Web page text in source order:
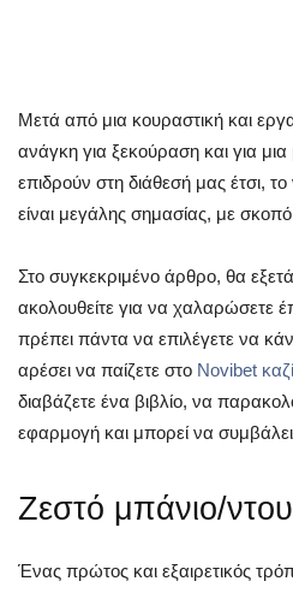
Μετά από μια κουραστική και
ανάγκη για ξεκούραση και για
επιδρούν στη διάθεσή μας έτσι,
είναι μεγάλης σημασίας, με
Στο συγκεκριμένο άρθρο, θα
ακολουθείτε για να χαλαρώσετε
πρέπει πάντα να επιλέγετε να
αρέσει να παίζετε στο Novibet
διαβάζετε ένα βιβλίο, να
εφαρμογή και μπορεί να
Ζεστό μπάνιο/
Ένας πρώτος και εξαιρετικός